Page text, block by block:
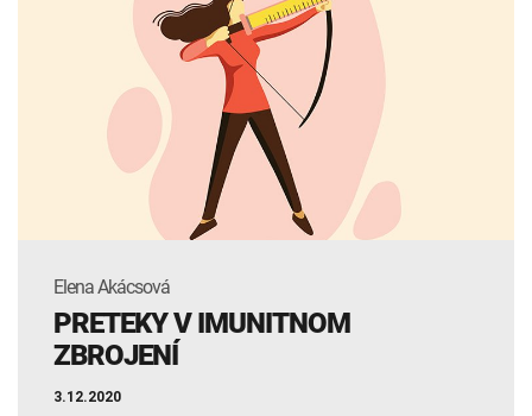
Adela Makoviská.
Prajeme vám príjemné čítanie!
Elena Akácsová
PRETEKY V IMUNITNOM
ZBROJENÍ
3.12.2020